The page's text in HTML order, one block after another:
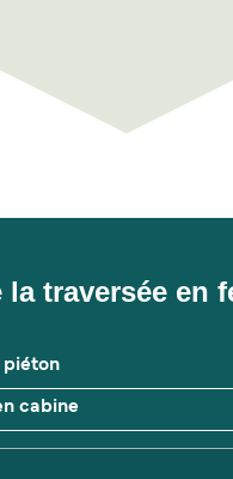
la traversée en
piéton
cabine